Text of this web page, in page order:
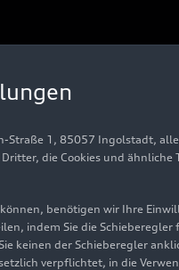
Straße 1, 85057 Ingolstadt,
die Cookies und
benötigen wir Ihre
indem Sie die
keinen der Schieberegler
verpflichtet, in die